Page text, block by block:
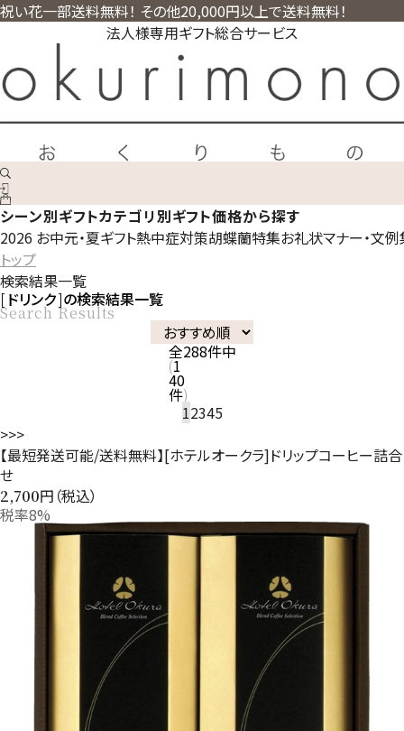
祝い花一部送料無料！ その他20,000円以上で送料無料！
法人様専用ギフト総合サービス
シーン別ギフトカテゴリ別ギフト価格から探す
2026 お中元・夏ギフト熱中症対策胡蝶蘭特集お礼状マナー・文
トップ
検索結果一覧
ドリンク の検索結果一覧
Search Results
全288件中
1
40
件
12345
>>>
【最短発送可能/送料無料】[ホテルオークラ]ドリップコーヒー詰合
せ
2,700円（税込）
税率8%